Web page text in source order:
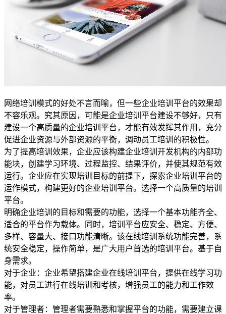
网络培训模式的好处不言而喻，但一些企业培训平台的效果却
不容乐观。究其原因，可能是企业培训平台建设不够好，只有
建设一个高质量的企业培训平台，才能有效发挥其作用，充分
促进企业资源与外部资源的平衡，调动员工培训的积极性。
为了提高培训效果，企业应该构建企业培训开发机构的内部功
能块，创建学习环境、过程监控、结果评价，并使其规范有效
运行。企业应在实现培训目标的前提下，探索企业培训平台的
运作模式，构建更好的企业培训平台。选择一个高质量的培训
平台。
明确企业培训的目标和需要的功能，选择一个基本功能齐全、
适合的平台作为载体。同时，培训平台应安全、稳定、方便、
多样、容量大、接口功能清晰。该在线培训系统功能完善，系
统安全稳定，操作简单，是广大用户首选的培训平台。基于自
身需求。
对于企业：企业希望搭建企业在线培训平台，提供在线学习功
能，对员工进行在线培训和考核，增强员工的能力和工作效
率。
对于管理者：管理者需要熟悉和掌握平台的功能，需要建立课